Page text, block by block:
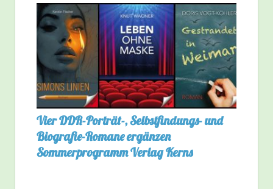
Vier DDR-Porträt-, Selbstfindungs- und
Biografie-Romane ergänzen
Sommerprogramm Verlag Kerns